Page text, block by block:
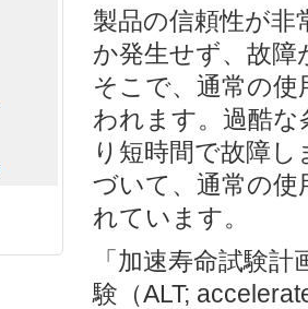
製品の信頼性が非
か発生せず、故
そこで、通常の
われます。過酷
り短時間で故障
づいて、通常の使
れています。
「加速寿命試験
験（ALT;